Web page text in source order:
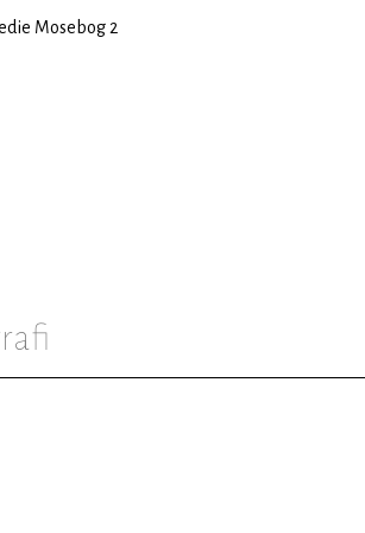
Mosebog 2